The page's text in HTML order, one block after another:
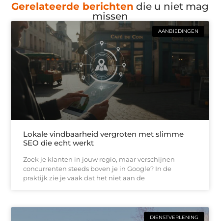
Gerelateerde berichten die u niet mag
missen
AANBIEDINGEN
Lokale vindbaarheid vergroten met slimme
SEO die echt werkt
Zoek je klanten in jouw regio, maar verschijnen
concurrenten steeds boven je in Google? In de
praktijk zie je vaak dat het niet aan de
DIENSTVERLENING